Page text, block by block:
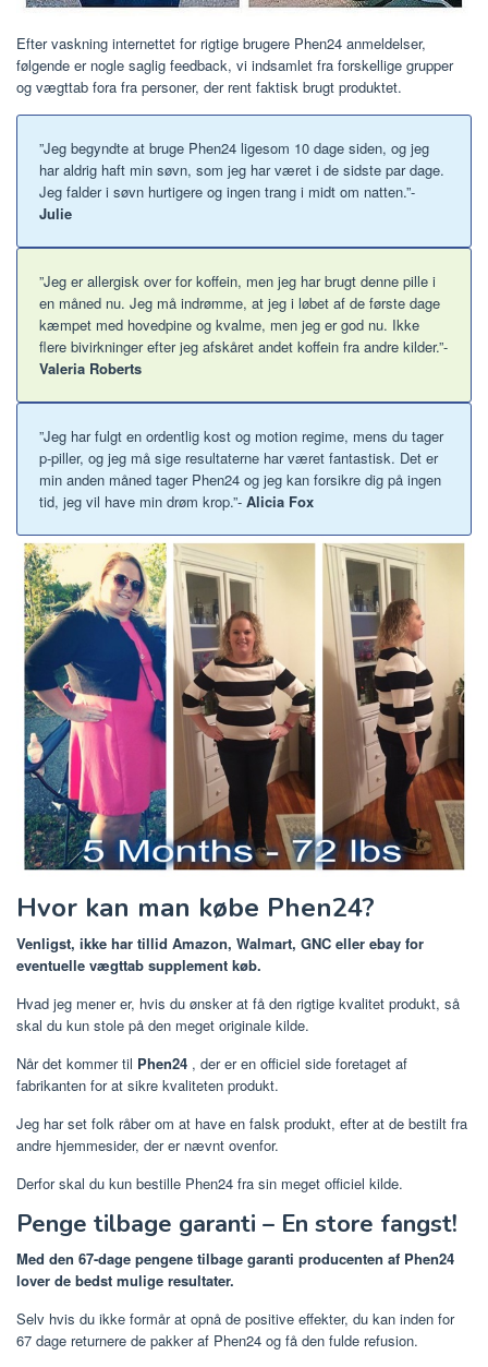
Efter vaskning internettet for rigtige brugere Phen24 anmeldelser,
følgende er nogle saglig feedback, vi indsamlet fra forskellige grupper
og vægttab fora fra personer, der rent faktisk brugt produktet.
”Jeg begyndte at bruge Phen24 ligesom 10 dage siden, og jeg
har aldrig haft min søvn, som jeg har været i de sidste par dage.
Jeg falder i søvn hurtigere og ingen trang i midt om natten.”-
Julie
”Jeg er allergisk over for koffein, men jeg har brugt denne pille i
en måned nu. Jeg må indrømme, at jeg i løbet af de første dage
kæmpet med hovedpine og kvalme, men jeg er god nu. Ikke
flere bivirkninger efter jeg afskåret andet koffein fra andre kilder.”-
Valeria Roberts
”Jeg har fulgt en ordentlig kost og motion regime, mens du tager
p-piller, og jeg må sige resultaterne har været fantastisk. Det er
min anden måned tager Phen24 og jeg kan forsikre dig på ingen
tid, jeg vil have min drøm krop.”- Alicia Fox
Hvor kan man købe Phen24?
Venligst, ikke har tillid Amazon, Walmart, GNC eller ebay for
eventuelle vægttab supplement køb.
Hvad jeg mener er, hvis du ønsker at få den rigtige kvalitet produkt, så
skal du kun stole på den meget originale kilde.
Når det kommer til Phen24 , der er en officiel side foretaget af
fabrikanten for at sikre kvaliteten produkt.
Jeg har set folk råber om at have en falsk produkt, efter at de bestilt fra
andre hjemmesider, der er nævnt ovenfor.
Derfor skal du kun bestille Phen24 fra sin meget officiel kilde.
Penge tilbage garanti – En store fangst!
Med den 67-dage pengene tilbage garanti producenten af ​​Phen24
lover de bedst mulige resultater.
Selv hvis du ikke formår at opnå de positive effekter, du kan inden for
67 dage returnere de pakker af Phen24 og få den fulde refusion.